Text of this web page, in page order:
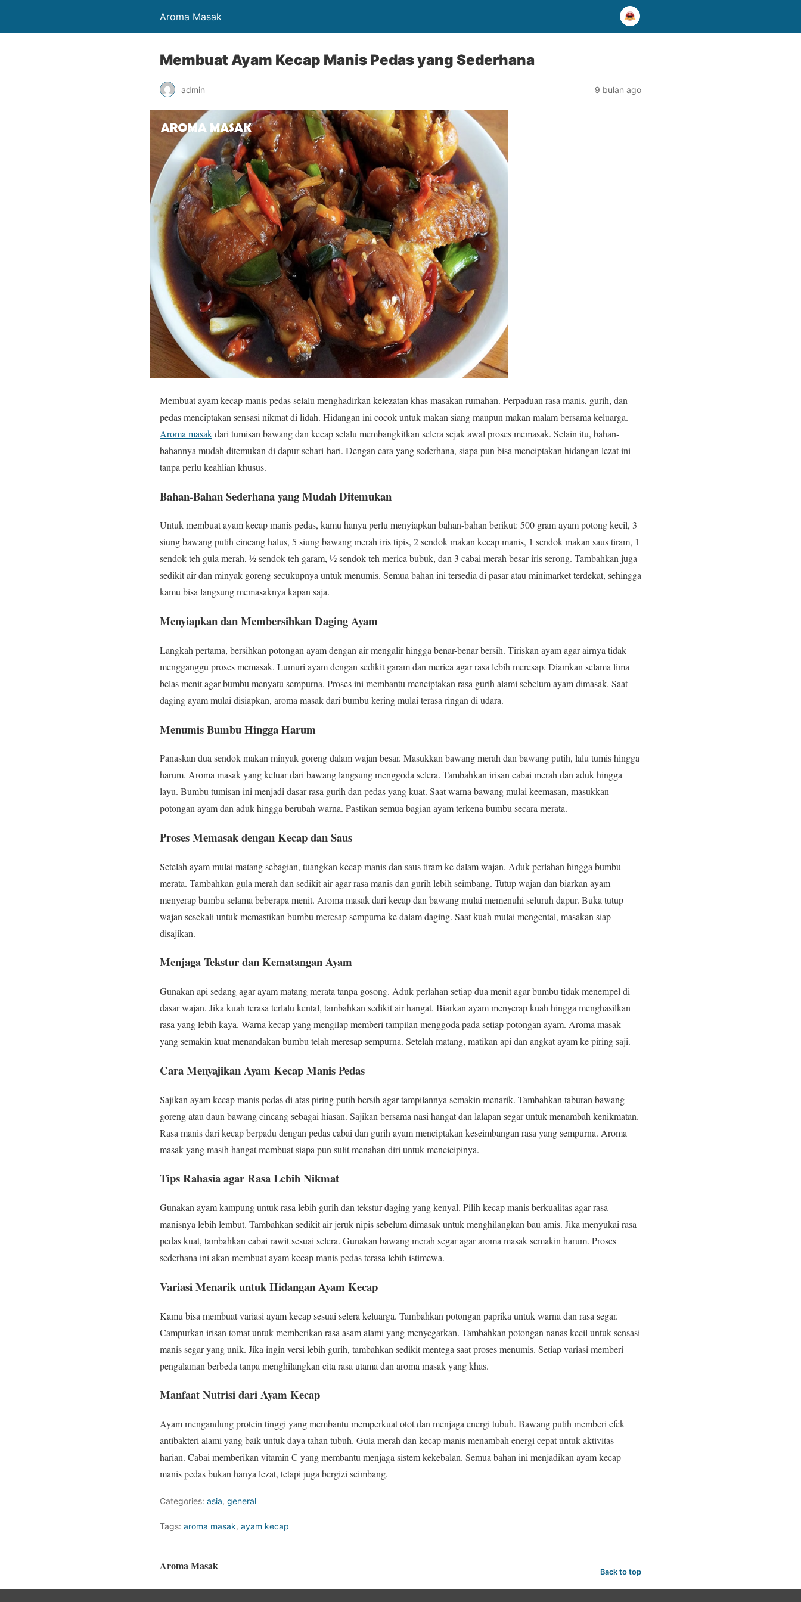
Aroma Masak
Membuat Ayam Kecap Manis Pedas yang Sederhana
admin 9 bulan ago
Membuat ayam kecap manis pedas selalu menghadirkan kelezatan khas masakan rumahan. Perpaduan rasa manis, gurih, dan
pedas menciptakan sensasi nikmat di lidah. Hidangan ini cocok untuk makan siang maupun makan malam bersama keluarga.
Aroma masakdari tumisan bawang dan kecap selalu membangkitkan selera sejak awal proses memasak. Selain itu, bahan-
bahannya mudah ditemukan di dapur sehari-hari. Dengan cara yang sederhana, siapa pun bisa menciptakan hidangan lezat ini
tanpa perlu keahlian khusus.
Bahan-Bahan Sederhana yang Mudah Ditemukan
Untuk membuat ayam kecap manis pedas, kamu hanya perlu menyiapkan bahan-bahan berikut: 500 gram ayam potong kecil, 3
siung bawang putih cincang halus, 5 siung bawang merah iris tipis, 2 sendok makan kecap manis, 1 sendok makan saus tiram, 1
sendok teh gula merah, ½ sendok teh garam, ½ sendok teh merica bubuk, dan 3 cabai merah besar iris serong. Tambahkan juga
sedikit air dan minyak goreng secukupnya untuk menumis. Semua bahan ini tersedia di pasar atau minimarket terdekat, sehingga
kamu bisa langsung memasaknya kapan saja.
Menyiapkan dan Membersihkan Daging Ayam
Langkah pertama, bersihkan potongan ayam dengan air mengalir hingga benar-benar bersih. Tiriskan ayam agar airnya tidak
mengganggu proses memasak. Lumuri ayam dengan sedikit garam dan merica agar rasa lebih meresap. Diamkan selama lima
belas menit agar bumbu menyatu sempurna. Proses ini membantu menciptakan rasa gurih alami sebelum ayam dimasak. Saat
daging ayam mulai disiapkan, aroma masak dari bumbu kering mulai terasa ringan di udara.
Menumis Bumbu Hingga Harum
Panaskan dua sendok makan minyak goreng dalam wajan besar. Masukkan bawang merah dan bawang putih, lalu tumis hingga
harum. Aroma masak yang keluar dari bawang langsung menggoda selera. Tambahkan irisan cabai merah dan aduk hingga
layu. Bumbu tumisan ini menjadi dasar rasa gurih dan pedas yang kuat. Saat warna bawang mulai keemasan, masukkan
potongan ayam dan aduk hingga berubah warna. Pastikan semua bagian ayam terkena bumbu secara merata.
Proses Memasak dengan Kecap dan Saus
Setelah ayam mulai matang sebagian, tuangkan kecap manis dan saus tiram ke dalam wajan. Aduk perlahan hingga bumbu
merata. Tambahkan gula merah dan sedikit air agar rasa manis dan gurih lebih seimbang. Tutup wajan dan biarkan ayam
menyerap bumbu selama beberapa menit. Aroma masak dari kecap dan bawang mulai memenuhi seluruh dapur. Buka tutup
wajan sesekali untuk memastikan bumbu meresap sempurna ke dalam daging. Saat kuah mulai mengental, masakan siap
disajikan.
Menjaga Tekstur dan Kematangan Ayam
Gunakan api sedang agar ayam matang merata tanpa gosong. Aduk perlahan setiap dua menit agar bumbu tidak menempel di
dasar wajan. Jika kuah terasa terlalu kental, tambahkan sedikit air hangat. Biarkan ayam menyerap kuah hingga menghasilkan
rasa yang lebih kaya. Warna kecap yang mengilap memberi tampilan menggoda pada setiap potongan ayam. Aroma masak
yang semakin kuat menandakan bumbu telah meresap sempurna. Setelah matang, matikan api dan angkat ayam ke piring saji.
Cara Menyajikan Ayam Kecap Manis Pedas
Sajikan ayam kecap manis pedas di atas piring putih bersih agar tampilannya semakin menarik. Tambahkan taburan bawang
goreng atau daun bawang cincang sebagai hiasan. Sajikan bersama nasi hangat dan lalapan segar untuk menambah kenikmatan.
Rasa manis dari kecap berpadu dengan pedas cabai dan gurih ayam menciptakan keseimbangan rasa yang sempurna. Aroma
masak yang masih hangat membuat siapa pun sulit menahan diri untuk mencicipinya.
Tips Rahasia agar Rasa Lebih Nikmat
Gunakan ayam kampung untuk rasa lebih gurih dan tekstur daging yang kenyal. Pilih kecap manis berkualitas agar rasa
manisnya lebih lembut. Tambahkan sedikit air jeruk nipis sebelum dimasak untuk menghilangkan bau amis. Jika menyukai rasa
pedas kuat, tambahkan cabai rawit sesuai selera. Gunakan bawang merah segar agar aroma masak semakin harum. Proses
sederhana ini akan membuat ayam kecap manis pedas terasa lebih istimewa.
Variasi Menarik untuk Hidangan Ayam Kecap
Kamu bisa membuat variasi ayam kecap sesuai selera keluarga. Tambahkan potongan paprika untuk warna dan rasa segar.
Campurkan irisan tomat untuk memberikan rasa asam alami yang menyegarkan. Tambahkan potongan nanas kecil untuk sensasi
manis segar yang unik. Jika ingin versi lebih gurih, tambahkan sedikit mentega saat proses menumis. Setiap variasi memberi
pengalaman berbeda tanpa menghilangkan cita rasa utama dan aroma masak yang khas.
Manfaat Nutrisi dari Ayam Kecap
Ayam mengandung protein tinggi yang membantu memperkuat otot dan menjaga energi tubuh. Bawang putih memberi efek
antibakteri alami yang baik untuk daya tahan tubuh. Gula merah dan kecap manis menambah energi cepat untuk aktivitas
harian. Cabai memberikan vitamin C yang membantu menjaga sistem kekebalan. Semua bahan ini menjadikan ayam kecap
manis pedas bukan hanya lezat, tetapi juga bergizi seimbang.
Categories: asia, general
Tags: aroma masak, ayam kecap
Aroma Masak Back to top